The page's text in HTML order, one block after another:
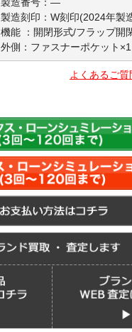
製造番号：―
製造刻印：W刻印(2024年製
機能 ：開閉形式/フラップ開
外側：ファスナーポケット×1
よくあるご質